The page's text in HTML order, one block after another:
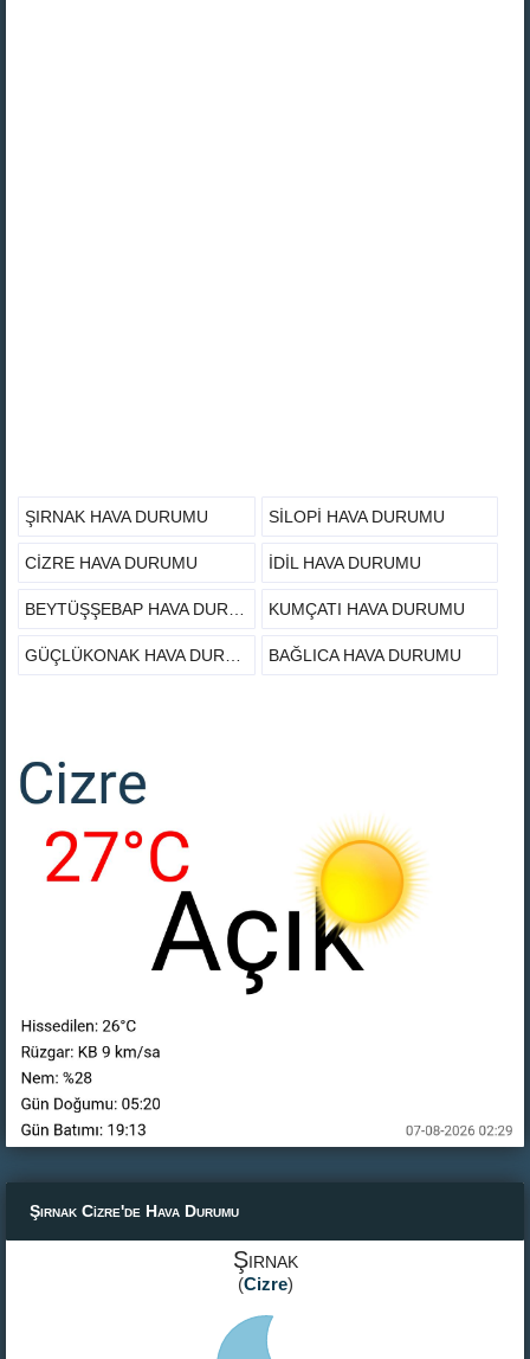
ŞIRNAK HAVA DURUMU SILOPI HAVA DURUMU
CIZRE HAVA DURUMU İDIL HAVA DURUMU
KUMÇATI HAVA DURUMU
BAĞLICA HAVA DURUMU
Şırnak Cizre'de Hava Durumu
Şırnak
(Cizre)